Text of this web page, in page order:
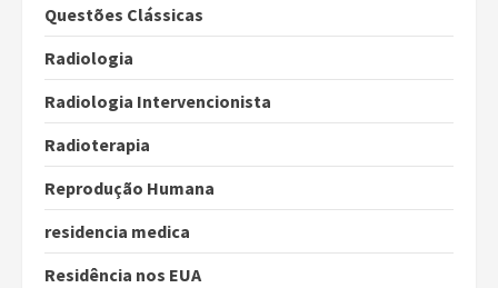
Questões Clássicas
Radiologia
Radiologia Intervencionista
Radioterapia
Reprodução Humana
residencia medica
Residência nos EUA